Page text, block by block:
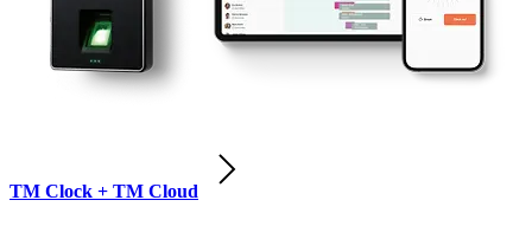
TM Clock + TM Cloud